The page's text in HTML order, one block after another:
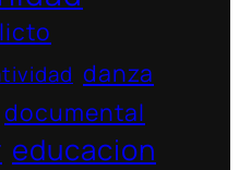
danza
documental
educacion